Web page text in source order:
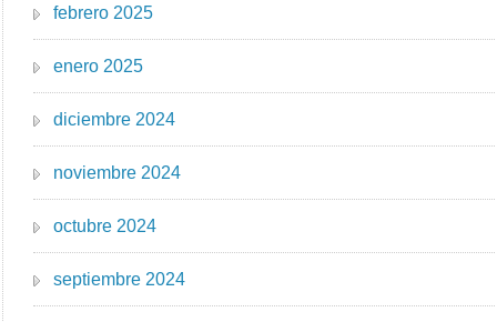
febrero 2025
enero 2025
diciembre 2024
noviembre 2024
octubre 2024
septiembre 2024